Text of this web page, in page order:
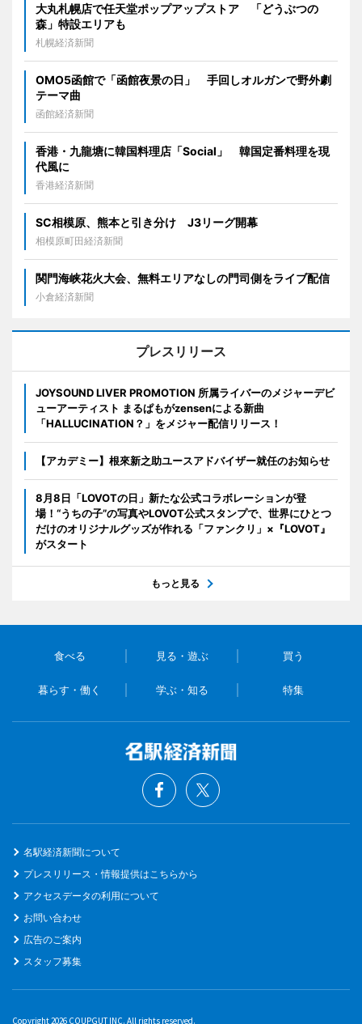
大丸札幌店で任天堂ポップアップストア 「どうぶつの
森」特設エリアも
札幌経済新聞
OMO5函館で「函館夜景の日」 手回しオルガンで野外劇
テーマ曲
函館経済新聞
香港・九龍塘に韓国料理店「Social」 韓国定番料理を現
代風に
香港経済新聞
SC相模原、熊本と引き分け J3リーグ開幕
相模原町田経済新聞
関門海峡花火大会、無料エリアなしの門司側をライブ配信
小倉経済新聞
プレスリリース
JOYSOUND LIVER PROMOTION 所属ライバーのメジャーデビ
ューアーティスト まるぱもがzensenによる新曲
「HALLUCINATION？」をメジャー配信リリース！
【アカデミー】根來新之助ユースアドバイザー就任のお知らせ
8月8日「LOVOTの日」新たな公式コラボレーションが登
場！“うちの子”の写真やLOVOT公式スタンプで、世界にひとつ
だけのオリジナルグッズが作れる「ファンクリ」×『LOVOT』
がスタート
もっと見る
食べる 見る・遊ぶ 買う
暮らす・働く 学ぶ・知る 特集
名駅経済新聞について
プレスリリース・情報提供はこちらから
アクセスデータの利用について
お問い合わせ
広告のご案内
スタッフ募集
Copyright 2026 COUPGUT INC. All rights reserved.